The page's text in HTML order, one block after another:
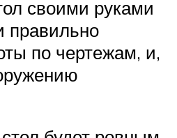
своими руками
правильно
по чертежам, и,